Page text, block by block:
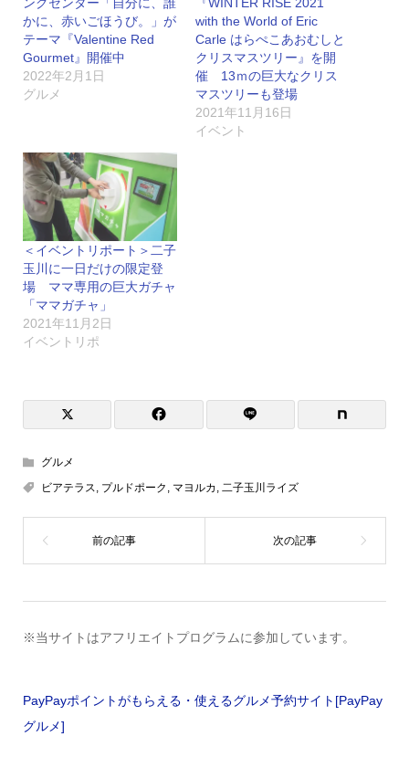
ングセンター「自分に、誰
かに、赤いごほうび。」が
テーマ『Valentine Red
Gourmet』開催中
2022年2月1日
グルメ
『WINTER RISE 2021
with the World of Eric
Carle はらぺこあおむしと
クリスマスツリー』を開
催 13ｍの巨大なクリス
マスツリーも登場
2021年11月16日
イベント
＜イベントリポート＞二子
玉川に一日だけの限定登
場 ママ専用の巨大ガチャ
「ママガチャ」
2021年11月2日
イベントリポ
グルメ
ビアテラス, プルドポーク , マヨルカ , 二子玉川ライズ
※当サイトはアフリエイトプログラムに参加しています。
PayPayポイントがもらえる・使えるグルメ予約サイト[PayPay
グルメ]